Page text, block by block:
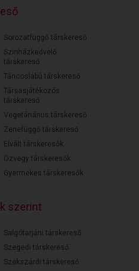
Sorozatfüggő társkereső
Színházkedvelő
társkereső
Táncoslábú társkereső
Társasjátékozós
társkereső
Vegetáriánus társkereső
Zenefüggő társkereső
Elvált társkeresők
Özvegy társkeresők
Gyermekes társkeresők
szerint
Salgótarjáni társkereső
Szegedi társkereső
Szekszárdi társkereső